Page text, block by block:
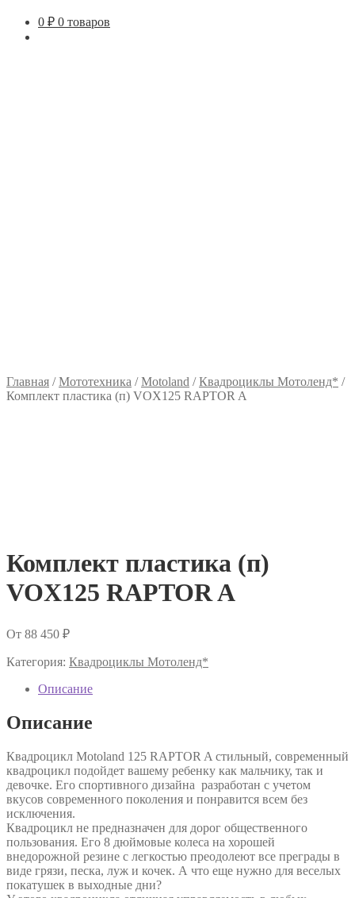
0 ₽ 0 товаров
Главная /Мототехника /Motoland /Квадроциклы Мотоленд* /
Комплект пластика (п) VOX125 RAPTOR A
Комплект пластика (п)
VOX125 RAPTOR A
От 88 450 ₽
Категория: Квадроциклы Мотоленд*
Описание
Описание
Квадроцикл Motoland 125 RAPTOR A cтильный, современный
квадроцикл подойдет вашему ребенку как мальчику, так и
девочке. Его спортивного дизайна разработан с учетом
вкусов современного поколения и понравится всем без
исключения.
Квадроцикл не предназначен для дорог общественного
пользования. Его 8 дюймовые колеса на хорошей
внедорожной резине с легкостью преодолеют все преграды в
виде грязи, песка, луж и кочек. А что еще нужно для веселых
покатушек в выходные дни?